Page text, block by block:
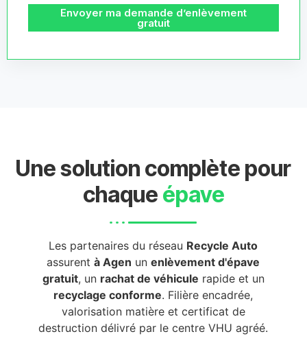
Envoyer ma demande d’enlèvement
gratuit
Une solution complète pour
chaque épave
Les partenaires du réseau Recycle Auto
assurentà Agen unenlèvement d'épave
gratuit, un rachat de véhicule rapide et un
recyclage conforme. Filière encadrée,
valorisation matière et certificat de
destruction délivré par le centre VHU agréé.